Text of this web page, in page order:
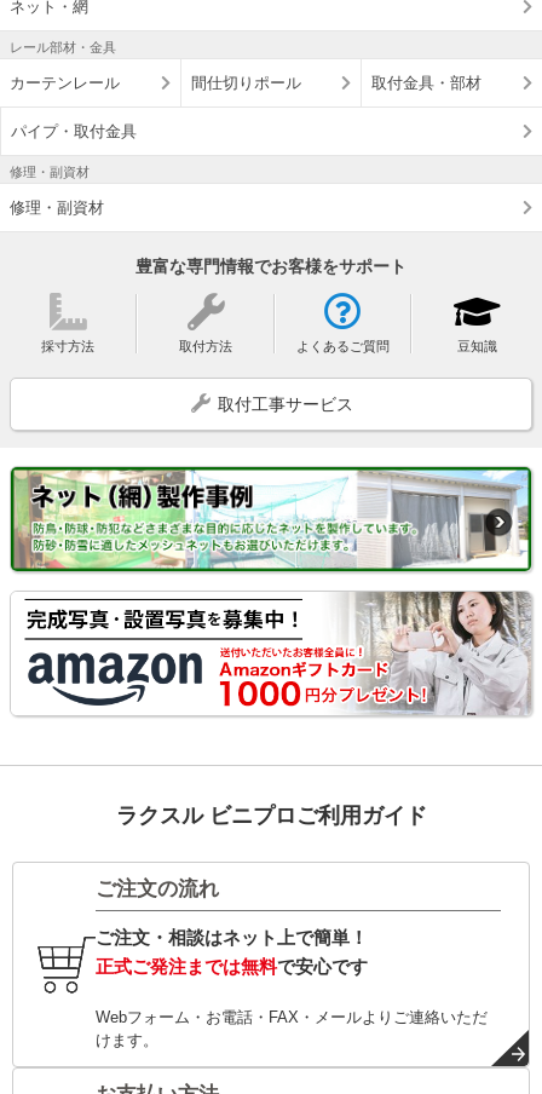
ネット・網
レール部材・金具
カーテンレール 間仕切りポール 取付金具・部材
パイプ・取付金具
修理・副資材
修理・副資材
豊富な専門情報でお客様をサポート
採寸方法 取付方法 よくあるご質問 豆知識
取付工事サービス
ラクスル ビニプロご利用ガイド
ご注文の流れ
ご注文・相談はネット上で簡単！
正式ご発注までは無料で安心です
Webフォーム・お電話・FAX・メールよりご連絡いただ
けます。